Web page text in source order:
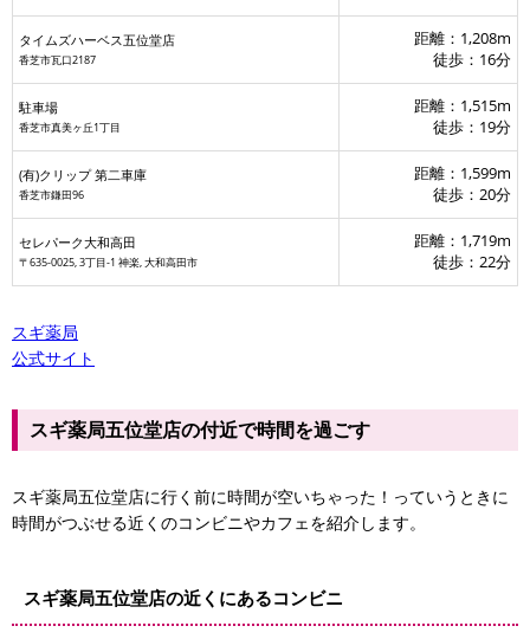
タイムズハーベス五位堂店
香芝市瓦口2187
距離：1,208m
徒歩：16分
駐車場
香芝市真美ヶ丘1丁目
距離：1,515m
徒歩：19分
(有)クリップ 第二車庫
香芝市鎌田96
距離：1,599m
徒歩：20分
セレパーク大和高田
〒635-0025, 3丁目-1 神楽, 大和高田市
距離：1,719m
徒歩：22分
スギ薬局
公式サイト
スギ薬局五位堂店の付近で時間を過ごす
スギ薬局五位堂店に行く前に時間が空いちゃった！っていうときに
時間がつぶせる近くのコンビニやカフェを紹介します。
スギ薬局五位堂店の近くにあるコンビニ
芝真美ヶ丘二丁目店